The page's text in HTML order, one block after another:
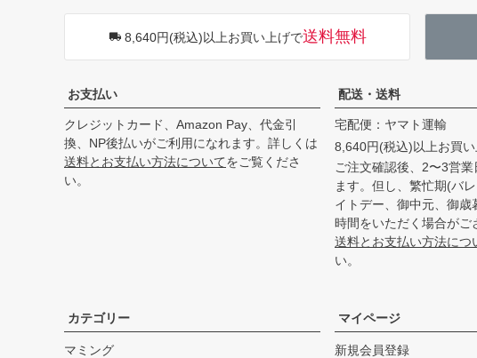
8,640円(税込)以上お買い上げで送料無料
お支払い
クレジットカード、Amazon Pay、代金引
換、NP後払いがご利用になれます。詳しくは
送料とお支払い方法についてをご覧くださ
い。
配送・送料
宅配便：ヤマト運輸
8,640円(税込)以上お買
ご注文確認後、2〜3営
ます。但し、繁忙期(バ
イトデー、御中元、御歳
時間をいただく場合がご
送料とお支払い方法につ
い。
カテゴリー
マミング
マイページ
新規会員登録